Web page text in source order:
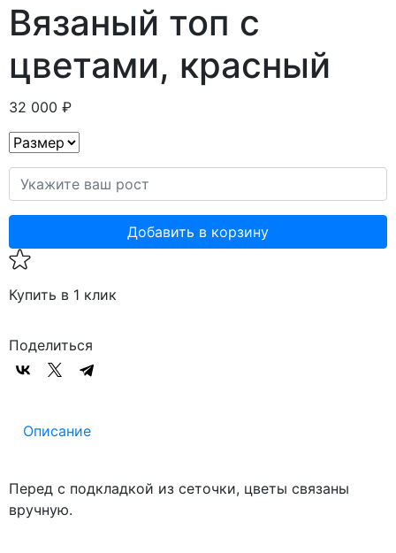
Вязаный топ с
цветами, красный
32 000 ₽
Добавить в корзину
Купить в 1 клик
Поделиться
Описание
Перед с подкладкой из сеточки, цветы связаны
вручную.